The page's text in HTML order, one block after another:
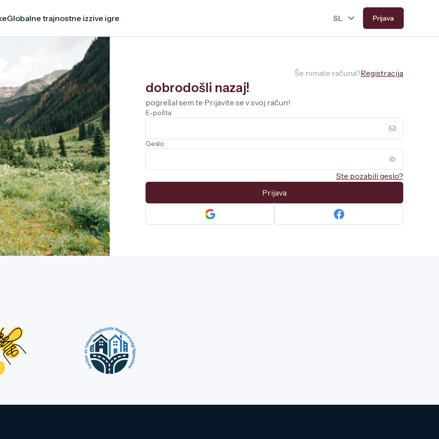
Globalne trajnostne izzive igre Prijava
Še nimate računa?Registracija
dobrodošli nazaj!
pogrešal sem te Prijavite se v svoj račun!
E-pošta
Geslo
Ste pozabili geslo?
Prijava